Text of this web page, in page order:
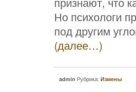
Но психологи
под другим
(далее…)
admin Рубрика: Измены